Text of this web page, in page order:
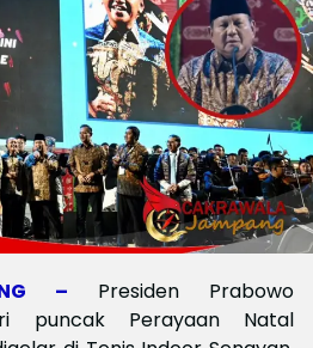
– Presiden Prabowo
puncak Perayaan Natal